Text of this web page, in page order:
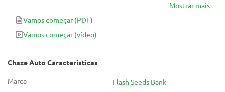
extraordinário ... Foi hibridizado para expressar características
de vigor, potência, alto rendimento e estabilidade igual ou
melhor do que qualquer planta não automática. De tamanho
médio, bem ramificado, muito floral e excepcionalmente
Mostrar mais
Vamos começar (PDF)
Vamos começar(vídeo)
Chaze Auto Características
Marca
Flash Seeds Bank